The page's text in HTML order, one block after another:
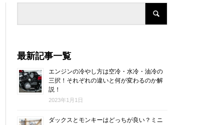
最新記事一覧
エンジンの冷やし方は空冷・水冷・油冷の
三択！それぞれの違いと何が変わるのか解
説！
2023年1月1日
ダックスとモンキーはどっちが良い？ミニ